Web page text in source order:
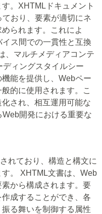
。XHTMLドキュメント
おり、要素が適切にネ
られます。これによ
ス間での一貫性と互換
、マルチメディアコンテ
ィングスタイルシー
能を提供し、Webペー
的に使用されます。こ
され、相互運用可能な
開発における重要な
れており、構造と構文に
。 XHTML文書は、Web
から構成されます。要
成することができ、各
る舞いを制御する属性